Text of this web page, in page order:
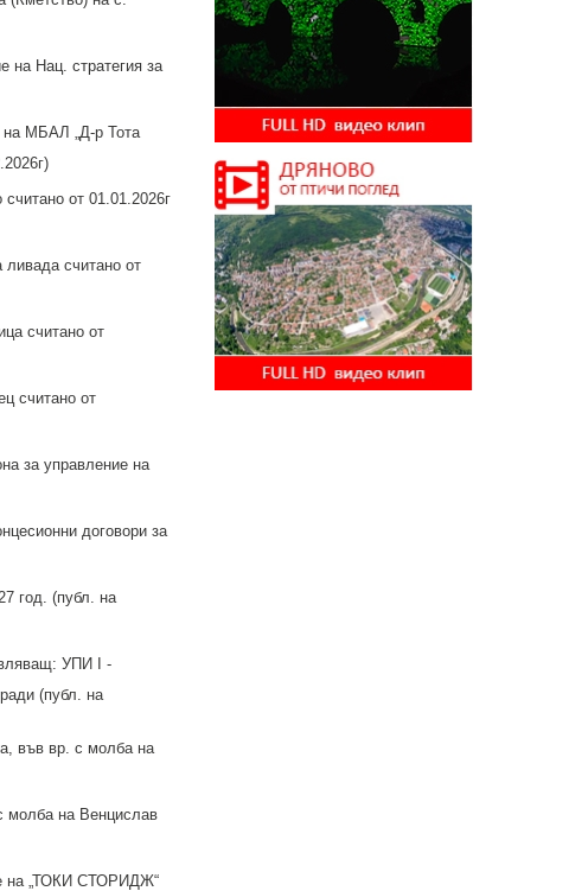
на Нац. стратегия за
на МБАЛ „Д-р Тота
от 01.01.2026г
считано от
считано от
считано от
за управление на
договори за
год. (публ. на
УПИ I -
(публ. на
във вр. с молба на
молба на Венцислав
на „ТОКИ СТОРИДЖ“